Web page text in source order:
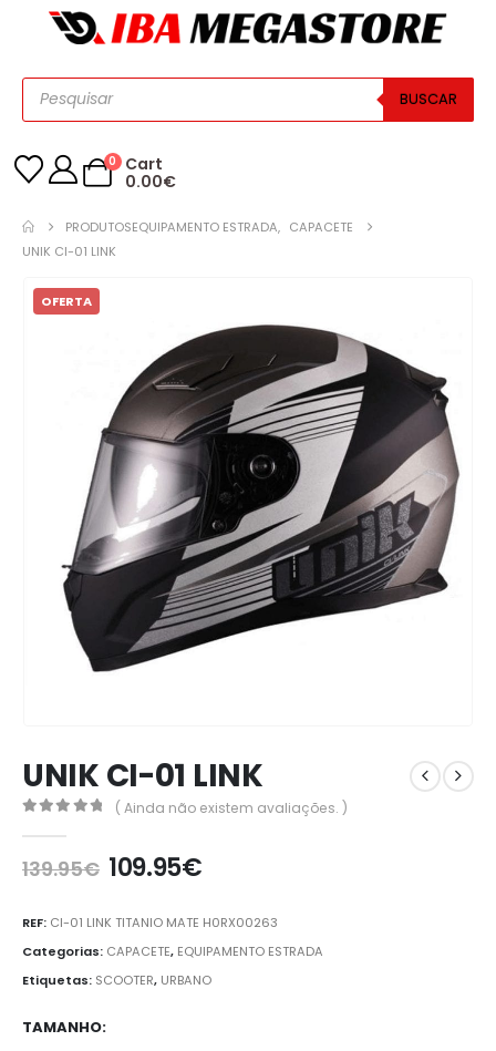
BUSCAR
0
Cart
0.00€
PRODUTOSEQUIPAMENTO ESTRADA, CAPACETE
UNIK CI-01 LINK
OFERTA
UNIK CI-01 LINK
( Ainda não existem avaliações. )
139.95€ 109.95€
REF: CI-01 LINK TITANIO MATE H0RX00263
Categorias: CAPACETE, EQUIPAMENTO ESTRADA
Etiquetas: SCOOTER, URBANO
TAMANHO